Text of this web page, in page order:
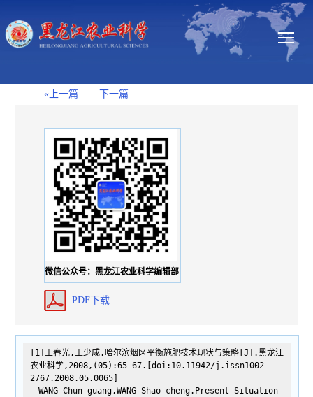
«上一篇 下一篇
微信公众号：黑龙江农业科学编辑部
PDF下载
[1]王春光,王少成.哈尔滨烟区平衡施肥技术现状与策略[J].黑龙江
农业科学,2008,(05):65-67.[doi:10.11942/j.issn1002-
2767.2008.05.0065]
WANG Chun-guang,WANG Shao-cheng.Present Situation